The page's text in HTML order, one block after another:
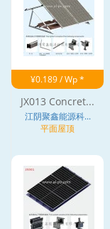
¥0.189 / Wp *
JX013 Concret...
江阴聚鑫能源科...
平面屋顶